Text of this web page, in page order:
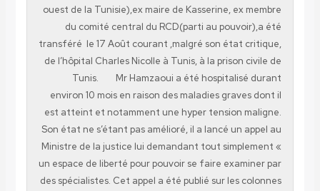
ouest de la Tunisie),ex maire de Kasserine, ex membre
du comité central du RCD(parti au pouvoir),a été
transféré le 17 Août courant ,malgré son état critique,
de l’hôpital Charles Nicolle à Tunis, à la prison civile de
Tunis. Mr Hamzaoui a été hospitalisé durant
environ 10 mois en raison des maladies graves dont il
est atteint et notamment une hyper tension maligne.
Son état ne s’étant pas amélioré, il a lancé un appel au
Ministre de la justice lui demandant tout simplement «
un espace de liberté pour pouvoir se faire examiner par
des spécialistes. Cet appel a été publié sur les colonnes